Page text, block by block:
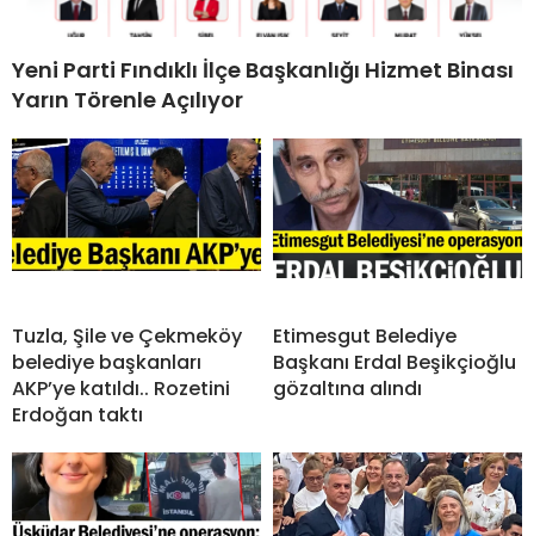
Yeni Parti Fındıklı İlçe Başkanlığı Hizmet Binası
Yarın Törenle Açılıyor
Tuzla, Şile ve Çekmeköy
belediye başkanları
AKP’ye katıldı.. Rozetini
Erdoğan taktı
Etimesgut Belediye
Başkanı Erdal Beşikçioğlu
gözaltına alındı